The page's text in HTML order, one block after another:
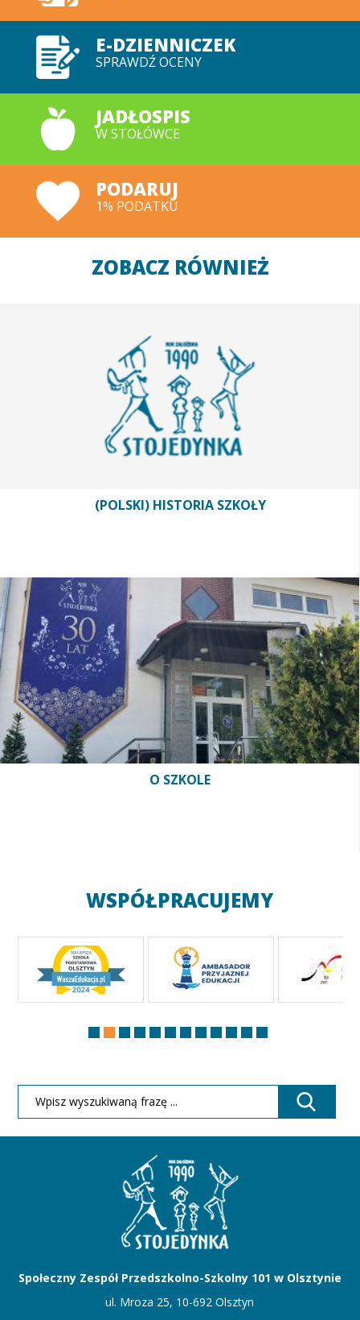
E-DZIENNICZEK
SPRAWDŹ OCENY
JADŁOSPIS
W STOŁÓWCE
PODARUJ
1% PODATKU
ZOBACZ RÓWNIEŻ
(POLSKI) HISTORIA SZKOŁY
O SZKOLE
WSPÓŁPRACUJEMY
Społeczny Zespół Przedszkolno-Szkolny 101 w Olsztynie
ul. Mroza 25, 10-692 Olsztyn